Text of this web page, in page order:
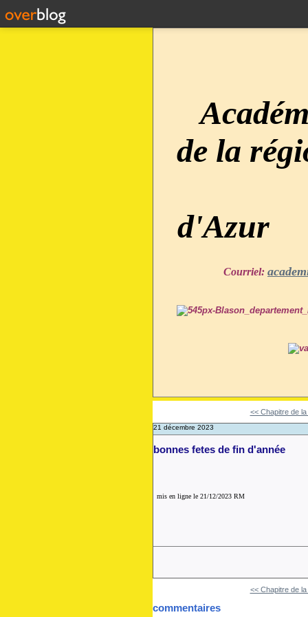
de la
d'Azur
Courriel:
<< Chapitre de la
21 décembre 2023
bonnes fetes de fin d'année
mis en ligne le 21/12/2023 RM
<< Chapitre de la
commentaires